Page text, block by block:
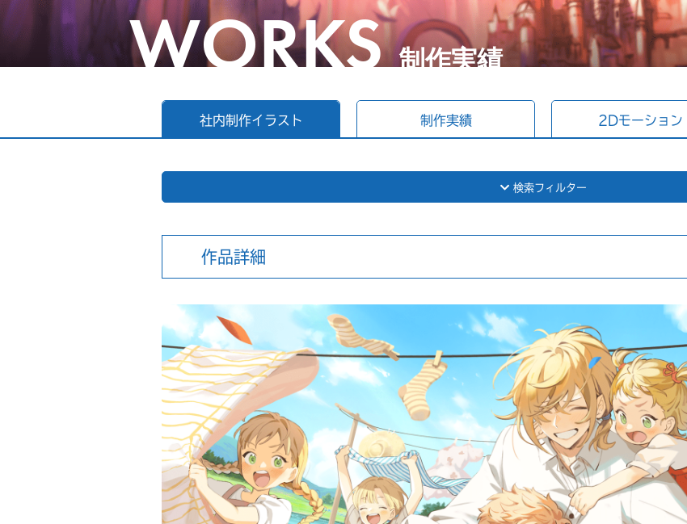
WORKS 制作実績
社内制作イラスト 制作実績 2Dモーション
検索フィルター
作品詳細